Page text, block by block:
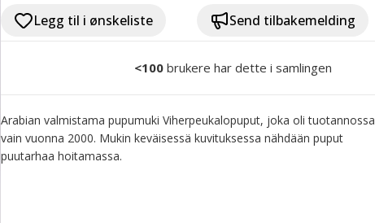
Legg til i ønskeliste Send tilbakemelding
<100 brukere har dette i samlingen
Arabian valmistama pupumuki Viherpeukalopuput, joka oli tuotannossa
vain vuonna 2000. Mukin keväisessä kuvituksessa nähdään puput
puutarhaa hoitamassa.